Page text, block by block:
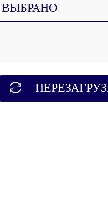
ВЫБРАНО